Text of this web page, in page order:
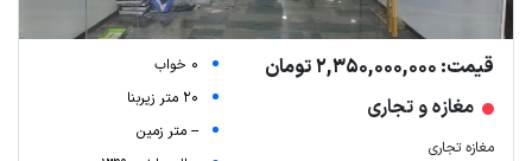
قیمت: 2,350,000,000 تومان
مغازه و تجاری
مغازه تجاری
0 خواب
20 متر زیربنا
-- متر زمین